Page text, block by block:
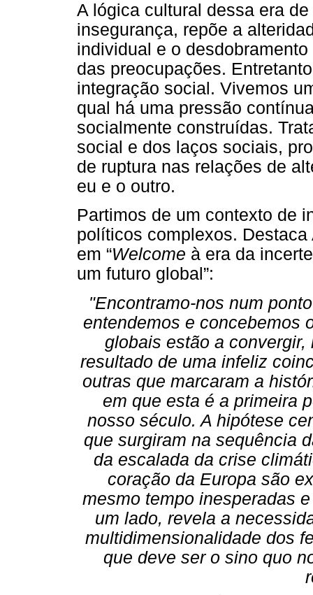
A lógica cultural dessa era
insegurança, repõe a
individual e o
das preocupações.
integração social. Vivemos
qual há uma pressão
socialmente construídas.
social e dos laços sociais,
de ruptura nas relações de
eu e o outro.
Partimos de um contexto de
políticos complexos.
em “Welcome à era da
um futuro global”:
"Encontramo-nos num
entendemos e concebemos
globais estão a
resultado de uma infeliz
outras que marcaram a
em que esta é a primeira
nosso século. A hipótese
que surgiram na sequência
da escalada da crise
coração da Europa são
mesmo tempo inesperadas
um lado, revela a
multidimensionalidade dos
que deve ser o sino quo